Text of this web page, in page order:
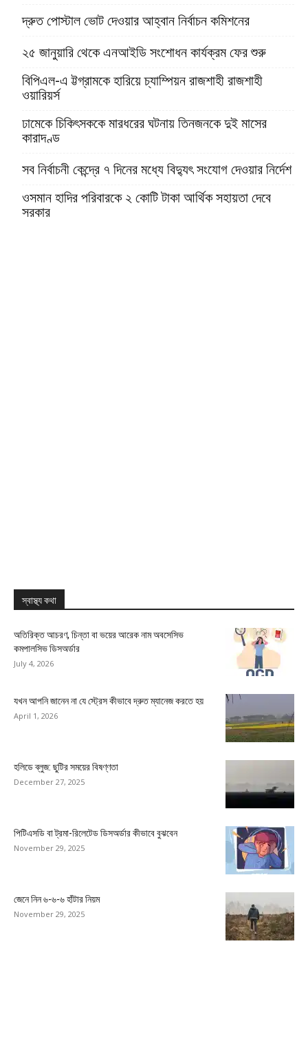
দ্রুত পোস্টাল ভোট দেওয়ার আহ্বান নির্বাচন কমিশনের
২৫ জানুয়ারি থেকে এনআইডি সংশোধন কার্যক্রম ফের শুরু
বিপিএল-এ ট্টগ্রামকে হারিয়ে চ্যাম্পিয়ন রাজশাহী রাজশাহী
ওয়ারিয়র্স
ঢামেকে চিকিৎসককে মারধরের ঘটনায় তিনজনকে দুই মাসের
কারাদণ্ড
সব নির্বাচনী কেন্দ্রে ৭ দিনের মধ্যে বিদ্যুৎ সংযোগ দেওয়ার নির্দেশ
ওসমান হাদির পরিবারকে ২ কোটি টাকা আর্থিক সহায়তা দেবে
সরকার
স্বাস্থ্য কথা
অতিরিক্ত আচরণ, চিন্তা বা ভয়ের আরেক নাম অবসেসিভ
কমপালসিভ ডিসঅর্ডার
July 4, 2026
যখন আপনি জানেন না যে স্ট্রেস কীভাবে দ্রুত ম্যানেজ করতে হয়
April 1, 2026
হলিডে ব্লুজ: ছুটির সময়ের বিষণ্ণতা
December 27, 2025
পিটিএসডি বা ট্রমা-রিলেটেড ডিসঅর্ডার কীভাবে বুঝবেন
November 29, 2025
জেনে নিন ৬-৬-৬ হাঁটার নিয়ম
November 29, 2025